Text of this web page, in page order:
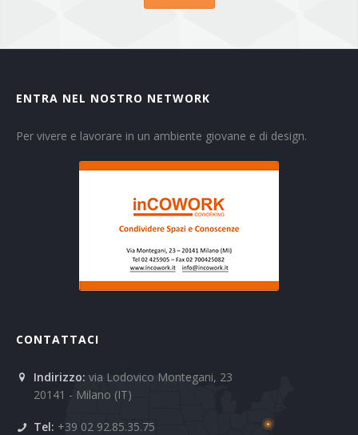
ENTRA NEL NOSTRO NETWORK
Per vivere e lavorare in un ambiente giovane e di design.
CONTATTACI
Indirizzo: via Lodovico Montegani, 23
20141 - Milano (IT)
Tel: +39 02 92.85.35.75